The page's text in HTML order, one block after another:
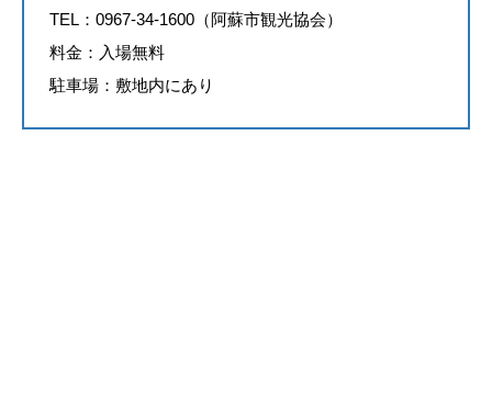
TEL：0967-34-1600（阿蘇市観光協会）
料金：入場無料
駐車場：敷地内にあり